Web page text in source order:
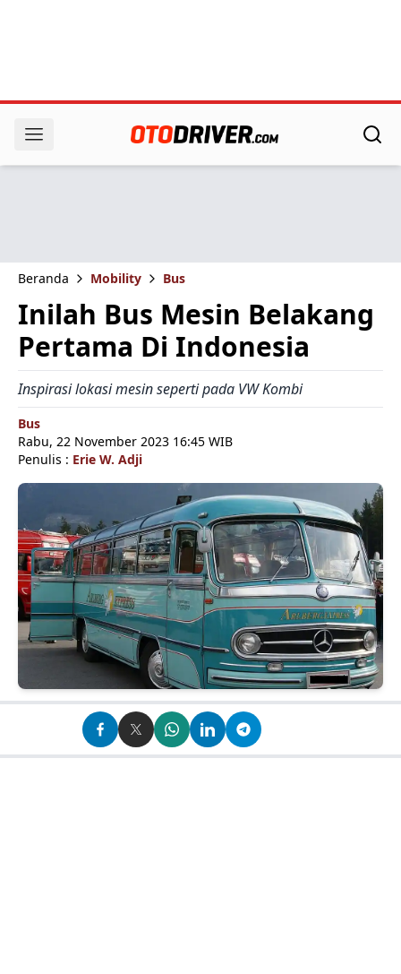
Beranda Mobility Bus
Inilah Bus Mesin Belakang
Pertama Di Indonesia
Inspirasi lokasi mesin seperti pada VW Kombi
Bus
Rabu, 22 November 2023 16:45 WIB
Penulis : Erie W. Adji